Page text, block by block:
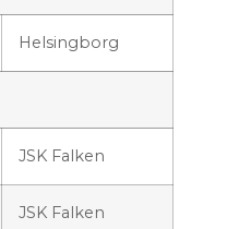
Helsingborg
JSK Falken
JSK Falken